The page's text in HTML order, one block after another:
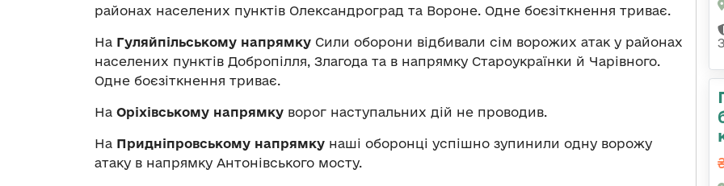
районах населених пунктів Олександроград та Вороне. Одне боєзіткнення триває.
На Гуляйпільському напрямку Сили оборони відбивали сім ворожих атак у районах
населених пунктів Добропілля, Злагода та в напрямку Староукраїнки й Чарівного.
Одне боєзіткнення триває.
На Оріхівському напрямку ворог наступальних дій не проводив.
На Придніпровському напрямку наші оборонці успішно зупинили одну ворожу
атаку в напрямку Антонівського мосту.